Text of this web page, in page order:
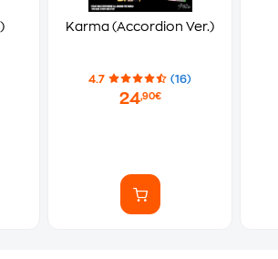
Karma (Accordion Ver.)
4.7 (16)
24,90€